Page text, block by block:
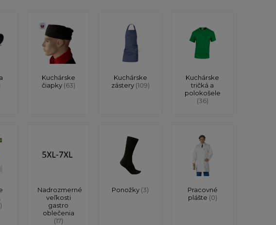
Kuchárske
čiapky (63)
Kuchárske
zástery (109)
Kuchárske
tričká a
polokošele
(36)
Nadrozmerné
veľkosti
gastro
oblečenia
(17)
Ponožky (3)
Pracovné
plášte (0)